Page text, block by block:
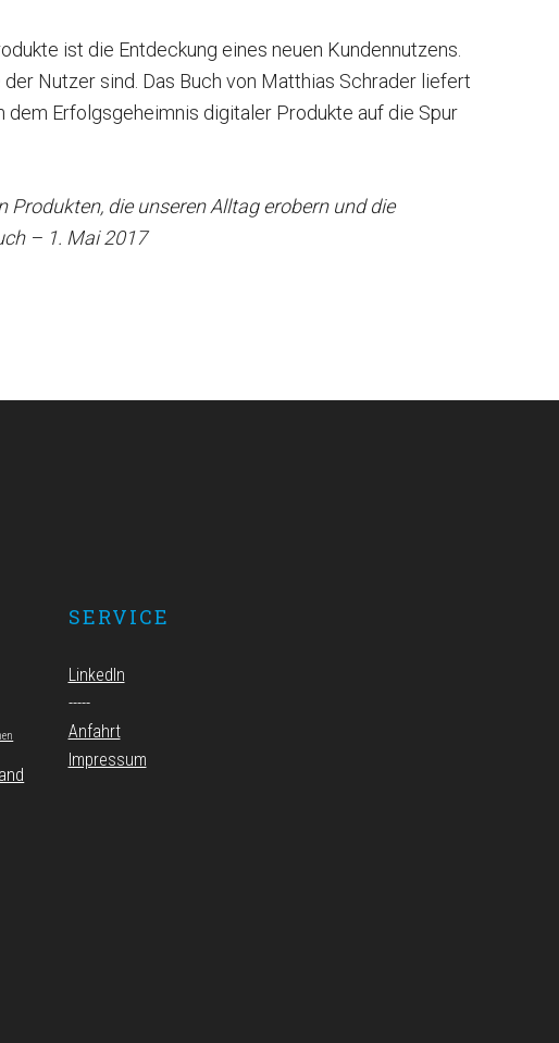
ist die Entdeckung eines neuen Kundennutzens.
Nutzer sind. Das Buch von Matthias Schrader liefert
Erfolgsgeheimnis digitaler Produkte auf die Spur
die unseren Alltag erobern und die
– 1. Mai 2017
SERVICE
LinkedIn
-----
Anfahrt
Impressum